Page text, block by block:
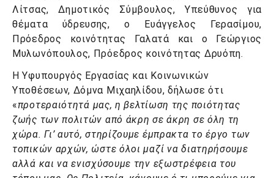
Λίτσας, Δημοτικός Σύμβουλος, Υπεύθυνος για
θέματα ύδρευσης, ο Ευάγγελος Γερασίμου,
Πρόεδρος κοινότητας Γαλατά και ο Γεώργιος
Μυλωνόπουλος, Πρόεδρος κοινότητας Δρυόπη.
Η Υφυπουργός Εργασίας και Κοινωνικών
Υποθέσεων, Δόμνα Μιχαηλίδου, δήλωσε ότι
«προτεραιότητά μας, η βελτίωση της ποιότητας
ζωής των πολιτών από άκρη σε άκρη σε όλη τη
χώρα. Γι’ αυτό, στηρίζουμε έμπρακτα το έργο των
τοπικών αρχών, ώστε όλοι μαζί να διατηρήσουμε
αλλά και να ενισχύσουμε την εξωστρέφεια του